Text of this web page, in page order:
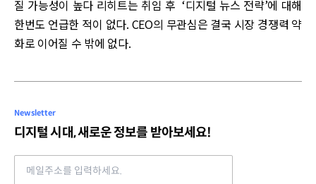
질 가능성이 높다 리히트는 취임 후 ‘디지털 뉴스 전략’에 대해
한번도 언급한 적이 없다. CEO의 무관심은 결국 시장 경쟁력 약
화로 이어질 수 밖에 없다.
Newsletter
디지털 시대, 새로운 정보를 받아보세요!
Email address